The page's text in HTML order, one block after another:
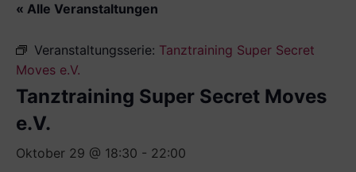
« Alle Veranstaltungen
Veranstaltungsserie: Tanztraining Super Secret
Moves e.V.
Tanztraining Super Secret Moves
e.V.
Oktober 29 @ 18:30 - 22:00